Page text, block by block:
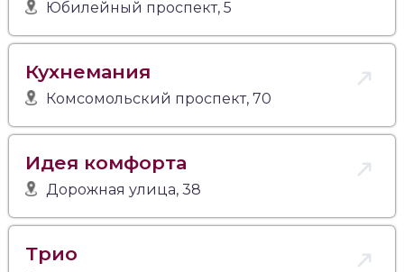
Юбилейный проспект, 5
Кухнемания
Комсомольский проспект, 70
Идея комфорта
Дорожная улица, 38
Трио